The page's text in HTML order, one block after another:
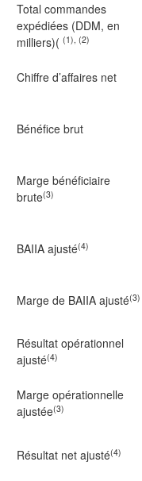
Total commandes
expédiées (DDM, en
milliers)( (1), (2)
Chiffre d’affaires net
Bénéfice brut
Marge bénéficiaire
brute(3)
BAIIA ajusté(4)
Marge de BAIIA ajusté(3)
Résultat opérationnel
ajusté(4)
Marge opérationnelle
ajustée(3)
Résultat net ajusté(4)